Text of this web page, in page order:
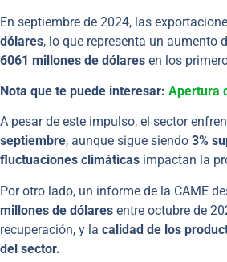
En septiembre de 2024, las
dólares, lo que representa un aumento
6061 millones de dólares en los
Nota que te puede interesar: Apertura
A pesar de este impulso, el sector
septiembre, aunque sigue siendo 3%
fluctuaciones climáticas impactan la
Por otro lado, un informe de la CAME
millones de dólares entre octubre de
recuperación, y la calidad de los
del sector.